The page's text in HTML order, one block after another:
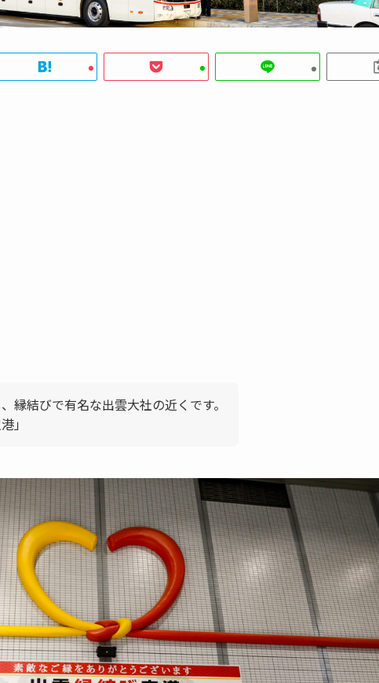
縁結びで有名な出雲大社の近くです。
」